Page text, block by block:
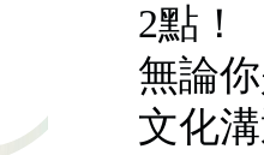
2點！
無論
文化